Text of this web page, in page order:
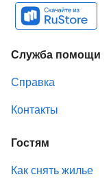
Служба помощи
Справка
Контакты
Гостям
Как снять жилье